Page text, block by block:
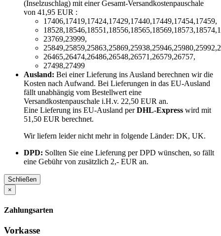
(Inselzuschlag) mit einer Gesamt-Versandkostenpauschale
von 41,95 EUR :
17406,17419,17424,17429,17440,17449,17454,17459,
23769,23999,
26465,26474,26486,26548,26571,26579,26757,
27498,27499
Ausland: Bei einer Lieferung ins Ausland berechnen wir die
Kosten nach Aufwand. Bei Lieferungen in das EU-Ausland
fällt unabhängig vom Bestellwert eine
Versandkostenpauschale i.H.v. 22,50 EUR an.
Eine Lieferung ins EU-Ausland perDHL-Express wird mit
51,50 EUR berechnet.
Wir liefern leider nicht mehr in folgende Länder: DK, UK.
DPD: Sollten Sie eine Lieferung per DPD wünschen, so fällt
eine Gebühr von zusätzlich 2,- EUR an.
Schließen
×
Zahlungsarten
Vorkasse